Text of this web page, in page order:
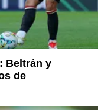
Beltrán y
de